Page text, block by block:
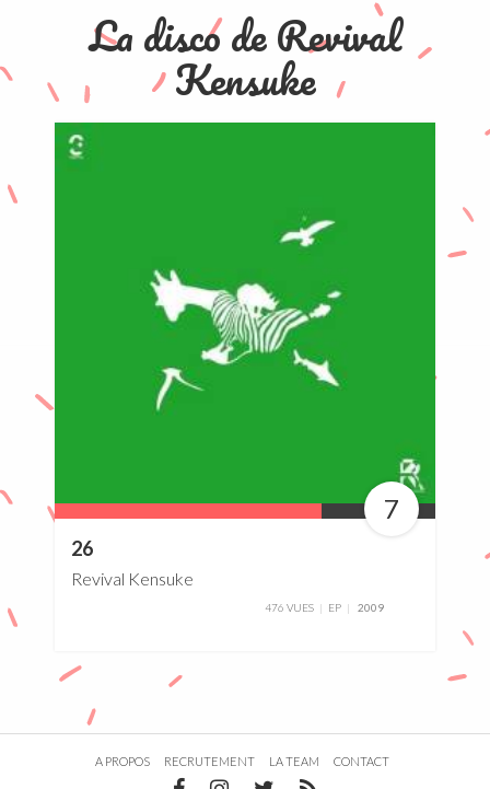
La disco de Revival
Kensuke
7
26
Revival Kensuke
476 VUES EP 2009
A PROPOS RECRUTEMENT LA TEAM CONTACT